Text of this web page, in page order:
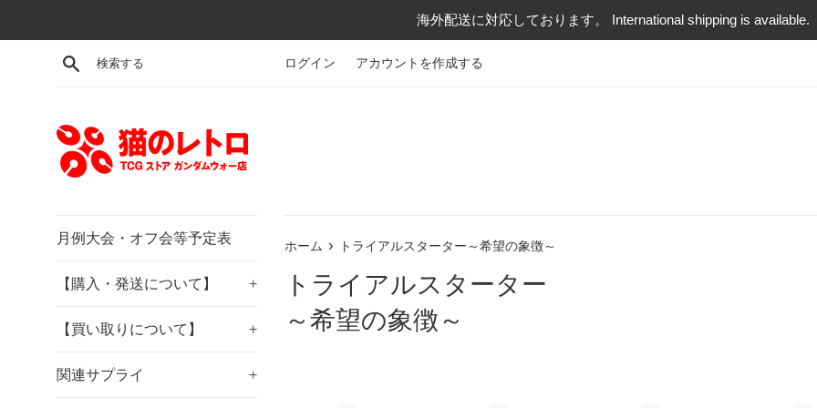
海外配送に対応しております。 International shipping is available.
検索する ログイン アカウントを作成する
月例大会・オフ会等予定表
【購入・発送について】 +
【買い取りについて】 +
関連サプライ +
ホーム › トライアルスターター～希望の象徴～
トライアルスターター
～希望の象徴～